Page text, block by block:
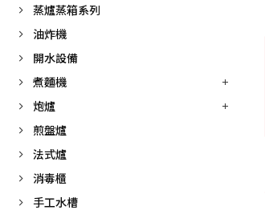
蒸爐蒸箱系列
油炸機
開水設備
煮麵機
炮爐
煎盤爐
法式爐
消毒櫃
手工水槽